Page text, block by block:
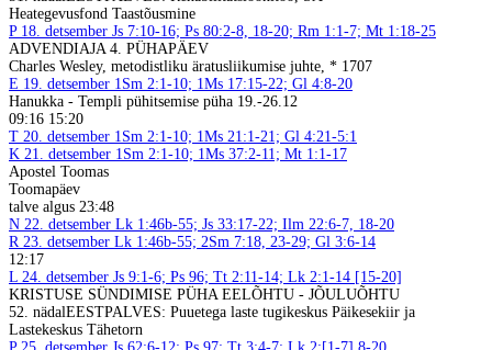
Heategevusfond Taastõusmine
P18. detsember Js 7:10-16; Ps 80:2-8, 18-20; Rm 1:1-7; Mt 1:18-25
ADVENDIAJA 4. PÜHAPÄEV
Charles Wesley, metodistliku äratusliikumise juhte, * 1707
E 19. detsember 1Sm 2:1-10; 1Ms 17:15-22; Gl 4:8-20
Hanukka - Templi pühitsemise püha 19.-26.12
09:16 15:20
T 20. detsember 1Sm 2:1-10; 1Ms 21:1-21; Gl 4:21-5:1
K 21. detsember 1Sm 2:1-10; 1Ms 37:2-11; Mt 1:1-17
Apostel Toomas
Toomapäev
talve algus 23:48
N 22. detsember Lk 1:46b-55; Js 33:17-22; Ilm 22:6-7, 18-20
R23. detsember Lk 1:46b-55; 2Sm 7:18, 23-29; Gl 3:6-14
12:17
L 24. detsember Js 9:1-6; Ps 96; Tt 2:11-14; Lk 2:1-14 [15-20]
KRISTUSE SÜNDIMISE PÜHA EELÕHTU - JÕULUÕHTU
52. nädalEESTPALVES: Puuetega laste tugikeskus Päikesekiir ja
Lastekeskus Tähetorn